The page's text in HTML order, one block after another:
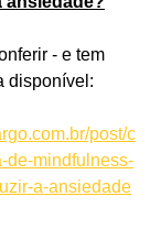
- e tem
disponível:
post/c
de-mindfulness-
a-ansiedade